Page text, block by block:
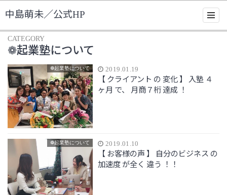
中島萌未／公式HP
CATEGORY
❁起業塾について
❁起業塾について 2019.01.19
【 クライアント の 変化 】 入塾 ４
ヶ月 で、 月商７桁 達成 ！
❁起業塾について 2019.01.10
【 お客様の声 】 自分のビジネス の
加速度 が全く 違う ！！